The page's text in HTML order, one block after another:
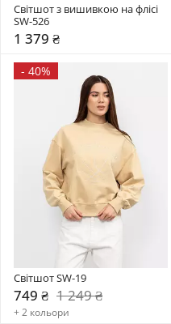
Світшот з вишивкою на флісі
SW-526
1 379 ₴
- 40%
Світшот SW-19
749 ₴ 1 249 ₴
+ 2 кольори